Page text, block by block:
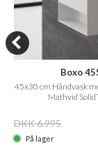
Boxo
45x30 cm Håndvask
Mathvid
DKK 6.995
På lager